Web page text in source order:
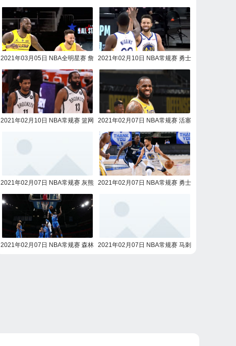
2021年03月05日 NBA全明星赛 詹 2021年02月10日 NBA常规赛 勇士
2021年02月10日 NBA常规赛 篮网
2021年02月07日 NBA常规赛 活塞
2021年02月07日 NBA常规赛 灰熊
2021年02月07日 NBA常规赛 勇士
2021年02月07日 NBA常规赛 森林 2021年02月07日 NBA常规赛 马刺